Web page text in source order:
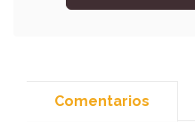
Comentarios